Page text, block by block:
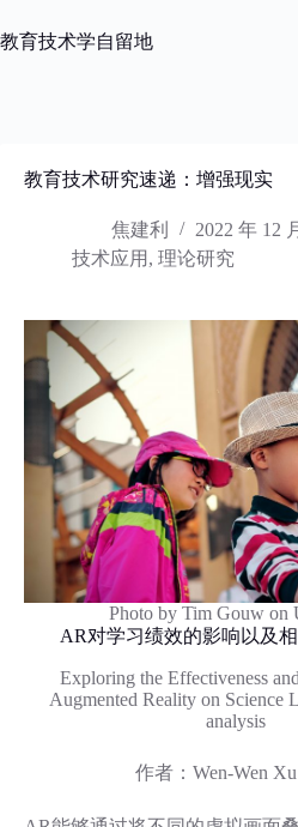
过
教育技术学自留地
教育技术研究速递：增强现实
焦建利
2022 年 12
技术应用 , 理论研究
Photo by Tim Gouw on
​AR对学习绩效的影响以及
Exploring the Effectiveness
Augmented Reality on Science
analysis
作者：Wen-Wen Xu